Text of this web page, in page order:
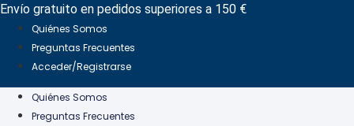
Ir
contenido
Envío gratuito en pedidos superiores a 150 €
Quiénes Somos
Preguntas Frecuentes
Acceder/Registrarse
Quiénes Somos
Preguntas Frecuentes